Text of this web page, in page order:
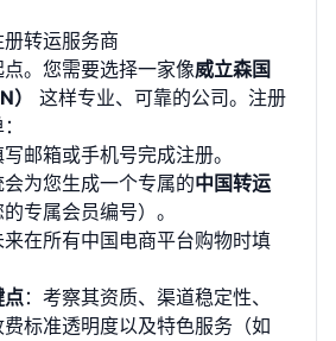
转运服务商
。您需要选择一家像威立森国
）
这样专业、可靠的公司。注册
邮箱或手机号完成注册。
为您生成一个专属的中国转运
的专属会员编号）。
在所有中国电商平台购物时填
点：考察其资质、渠道稳定性、
标准透明度以及特色服务（如